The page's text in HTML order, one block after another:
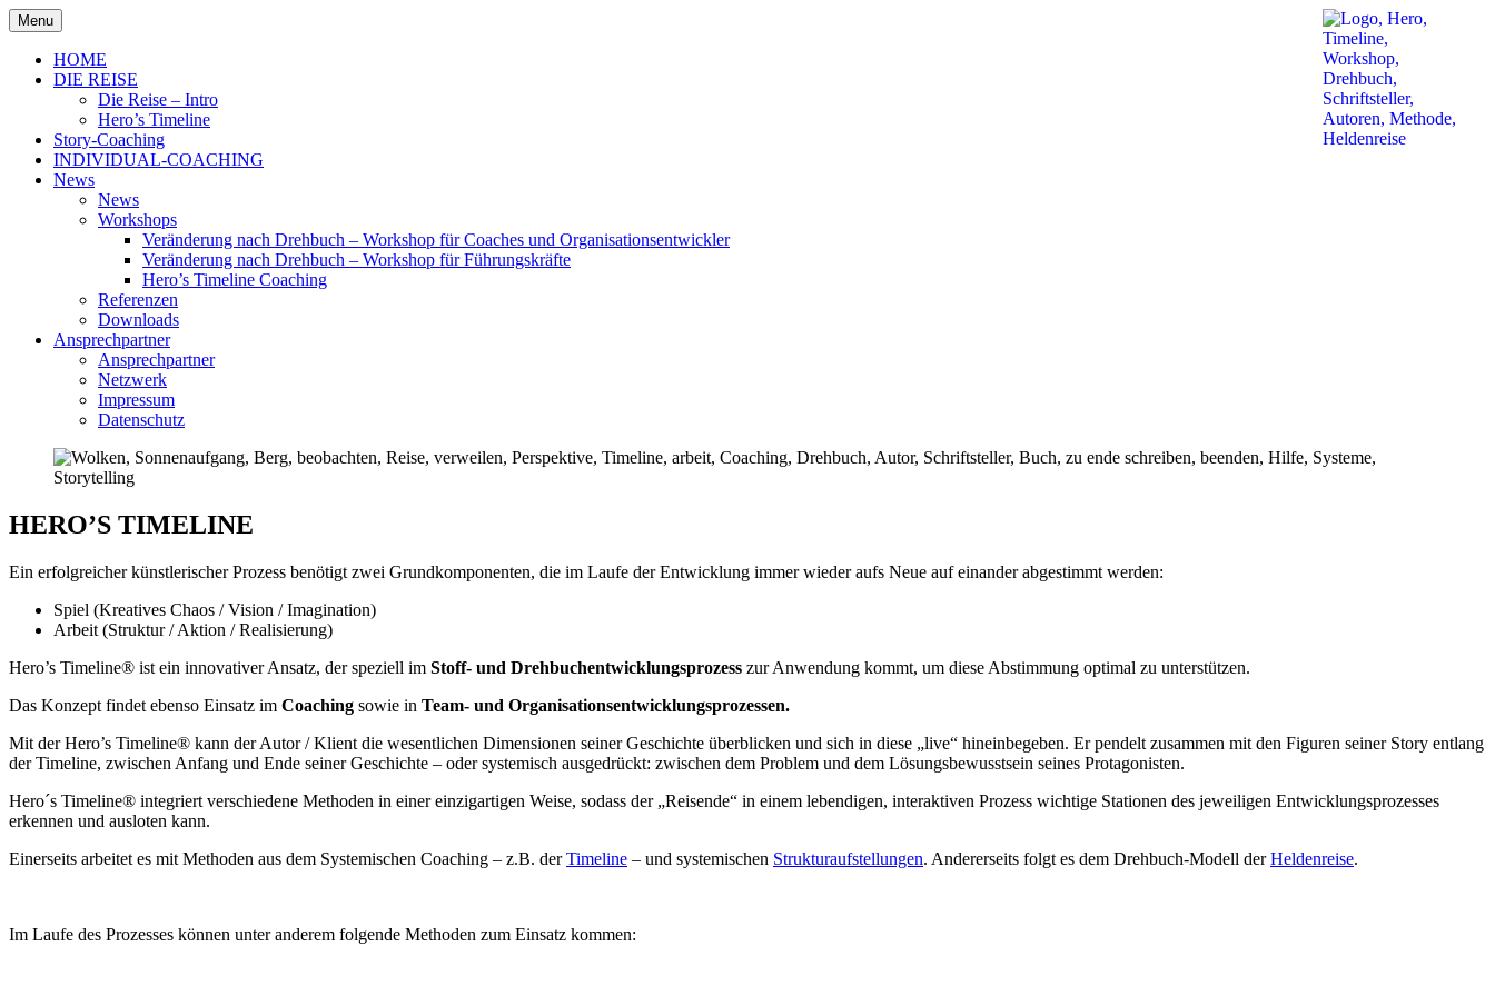
Skip
to
content
Hero's Timeline
Menu
HOME
DIE REISE
Die Reise – Intro
Hero’s Timeline
Story-Coaching
INDIVIDUAL-COACHING
News
News
Workshops
Veränderung nach Drehbuch – Workshop für Coaches und Organisationsentwickler
Veränderung nach Drehbuch – Workshop für Führungskräfte
Hero’s Timeline Coaching
Referenzen
Downloads
Ansprechpartner
Ansprechpartner
Netzwerk
Impressum
Datenschutz
HERO’S TIMELINE
Ein erfolgreicher künstlerischer Prozess benötigt zwei Grundkomponenten, die im Laufe der Entwicklung immer wieder aufs Neue auf einander abgestimmt werden:
Spiel (Kreatives Chaos / Vision / Imagination)
Arbeit (Struktur / Aktion / Realisierung)
Hero’s Timeline® ist ein innovativer Ansatz, der speziell im Stoff- und Drehbuchentwicklungsprozess zur Anwendung kommt, um diese Abstimmung optimal zu unterstützen.
Das Konzept findet ebenso Einsatz im Coaching sowie in Team- und Organisationsentwicklungsprozessen.
Mit der Hero’s Timeline® kann der Autor / Klient die wesentlichen Dimensionen seiner Geschichte überblicken und sich in diese „live“ hineinbegeben. Er pendelt zusammen mit den Figuren seiner Story entlang
der Timeline, zwischen Anfang und Ende seiner Geschichte – oder systemisch ausgedrückt: zwischen dem Problem und dem Lösungsbewusstsein seines Protagonisten.
Hero´s Timeline® integriert verschiedene Methoden in einer einzigartigen Weise, sodass der „Reisende“ in einem lebendigen, interaktiven Prozess wichtige Stationen des jeweiligen Entwicklungsprozesses
erkennen und ausloten kann.
Einerseits arbeitet es mit Methoden aus dem Systemischen Coaching – z.B. derTimeline – und systemischen Strukturaufstellungen. Andererseits folgt es dem Drehbuch-Modell derHeldenreise.
Im Laufe des Prozesses können unter anderem folgende Methoden zum Einsatz kommen: